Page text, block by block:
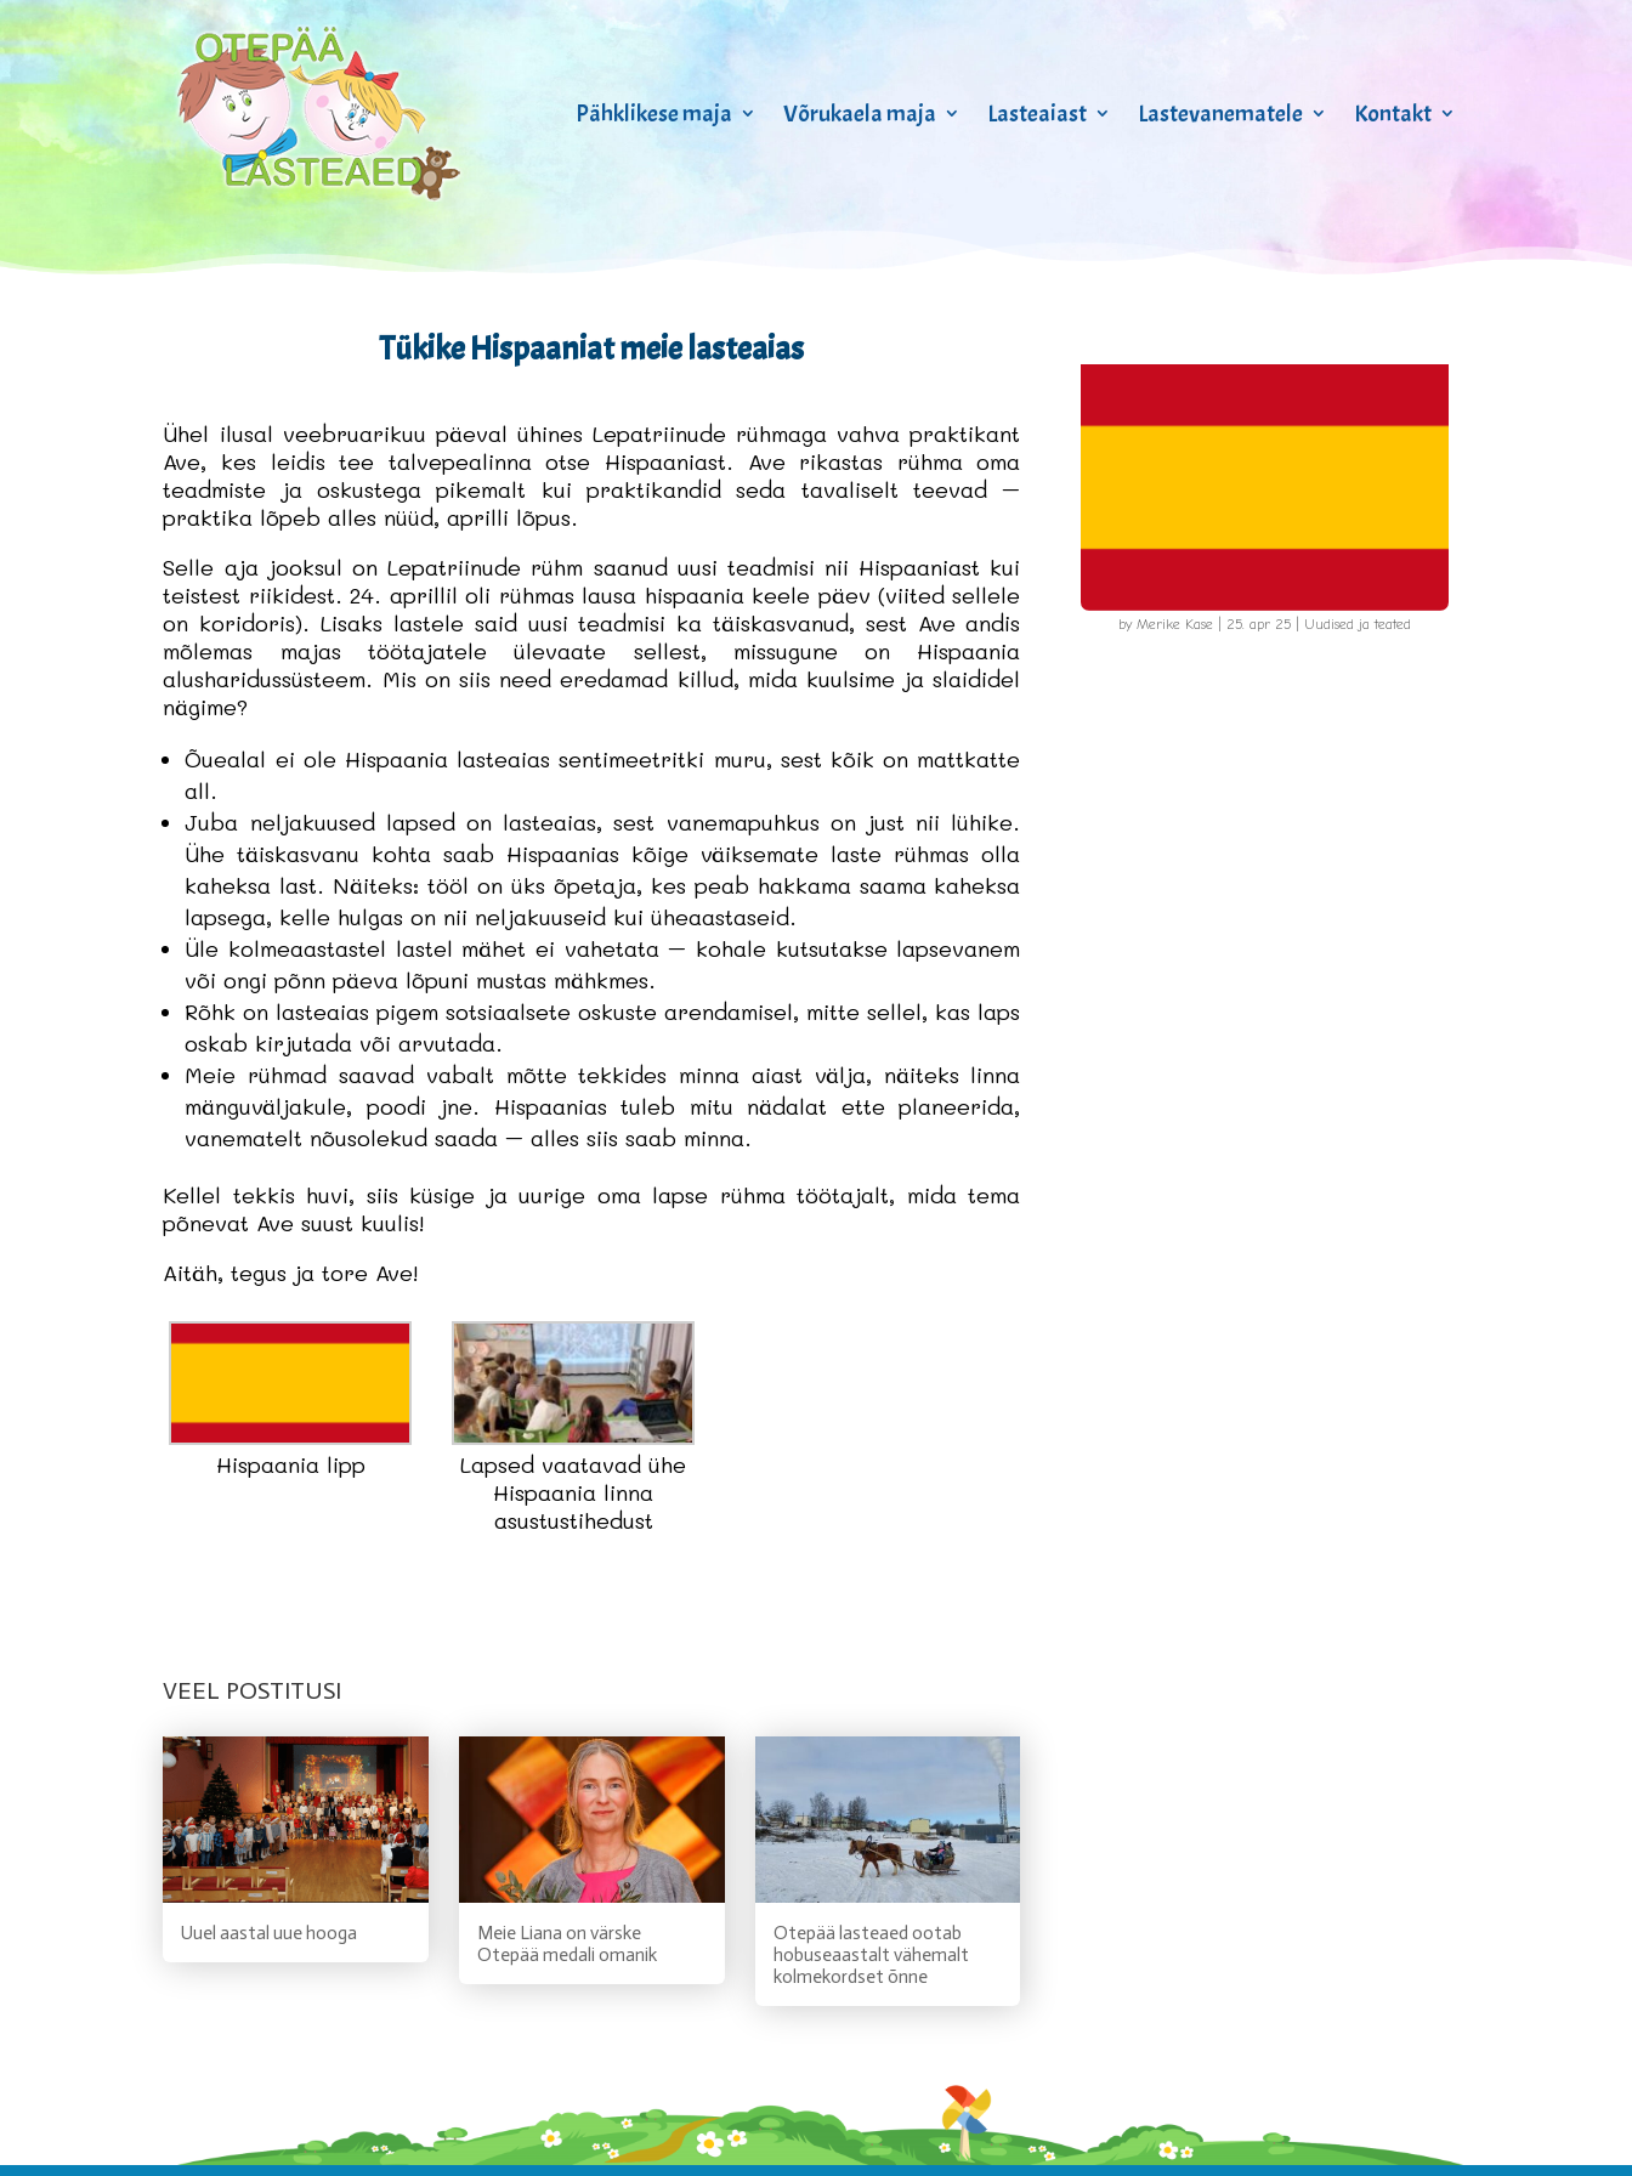
Pähklikese maja Võrukaela maja Lasteaiast Lastevanematele Kontakt
Tükike Hispaaniat meie lasteaias
Ühel ilusal veebruarikuu päeval ühines Lepatriinude rühmaga vahva praktikant
Ave, kes leidis tee talvepealinna otse Hispaaniast. Ave rikastas rühma oma
teadmiste ja oskustega pikemalt kui praktikandid seda tavaliselt teevad –
praktika lõpeb alles nüüd, aprilli lõpus.
Selle aja jooksul on Lepatriinude rühm saanud uusi teadmisi nii Hispaaniast kui
teistest riikidest. 24. aprillil oli rühmas lausa hispaania keele päev (viited sellele
on koridoris). Lisaks lastele said uusi teadmisi ka täiskasvanud, sest Ave andis
mõlemas majas töötajatele ülevaate sellest, missugune on Hispaania
alusharidussüsteem. Mis on siis need eredamad killud, mida kuulsime ja slaididel
nägime?
Õuealal ei ole Hispaania lasteaias sentimeetritki muru, sest kõik on mattkatte
all.
Juba neljakuused lapsed on lasteaias, sest vanemapuhkus on just nii lühike.
Ühe täiskasvanu kohta saab Hispaanias kõige väiksemate laste rühmas olla
kaheksa last. Näiteks: tööl on üks õpetaja, kes peab hakkama saama kaheksa
lapsega, kelle hulgas on nii neljakuuseid kui üheaastaseid.
Üle kolmeaastastel lastel mähet ei vahetata – kohale kutsutakse lapsevanem
või ongi põnn päeva lõpuni mustas mähkmes.
Rõhk on lasteaias pigem sotsiaalsete oskuste arendamisel, mitte sellel, kas laps
oskab kirjutada või arvutada.
Meie rühmad saavad vabalt mõtte tekkides minna aiast välja, näiteks linna
mänguväljakule, poodi jne. Hispaanias tuleb mitu nädalat ette planeerida,
vanematelt nõusolekud saada – alles siis saab minna.
Kellel tekkis huvi, siis küsige ja uurige oma lapse rühma töötajalt, mida tema
põnevat Ave suust kuulis!
Aitäh, tegus ja tore Ave!
Hispaania lipp
Lapsed vaatavad ühe
Hispaania linna
asustustihedust
VEEL POSTITUSI
Uuel aastal uue hooga
Meie Liana on värske
Otepää medali omanik
Otepää lasteaed ootab
hobuseaastalt vähemalt
kolmekordset õnne
by Merike Kase 25. apr 25| Uudised ja teated